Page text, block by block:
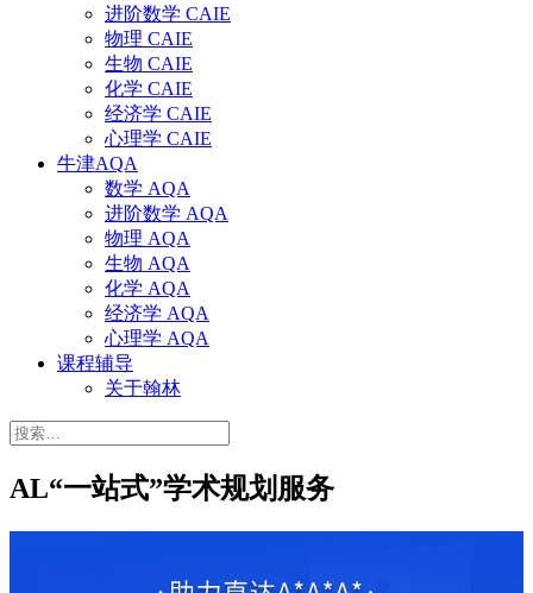
进阶数学 CAIE
物理 CAIE
生物 CAIE
化学 CAIE
经济学 CAIE
心理学 CAIE
牛津AQA
数学 AQA
进阶数学 AQA
物理 AQA
生物 AQA
化学 AQA
经济学 AQA
心理学 AQA
课程辅导
关于翰林
搜
AL“一站式”学术规划服务